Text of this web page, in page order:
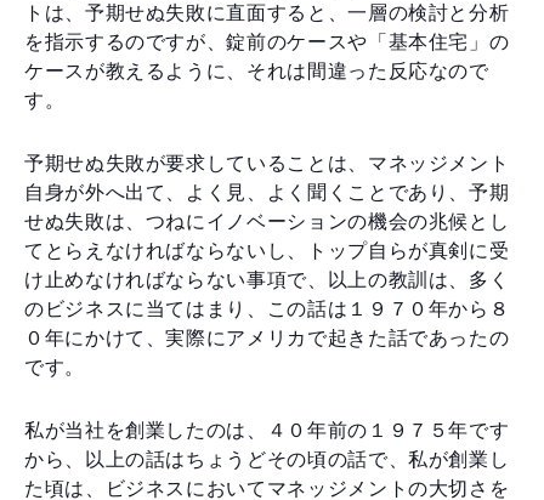
トは、予期せぬ失敗に直面すると、一層の検討と分析
を指示するのですが、錠前のケースや「基本住宅」の
ケースが教えるように、それは間違った反応なので
す。
予期せぬ失敗が要求していることは、マネッジメント
自身が外へ出て、よく見、よく聞くことであり、予期
せぬ失敗は、つねにイノベーションの機会の兆候とし
てとらえなければならないし、トップ自らが真剣に受
け止めなければならない事項で、以上の教訓は、多く
のビジネスに当てはまり、この話は１９７０年から８
０年にかけて、実際にアメリカで起きた話であったの
です。
私が当社を創業したのは、４０年前の１９７５年です
から、以上の話はちょうどその頃の話で、私が創業し
た頃は、ビジネスにおいてマネッジメントの大切さを